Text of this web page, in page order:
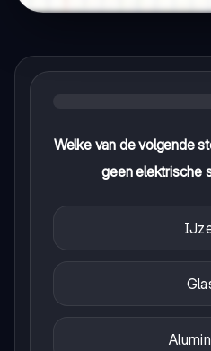
Welke van de volgende
geen elektrische